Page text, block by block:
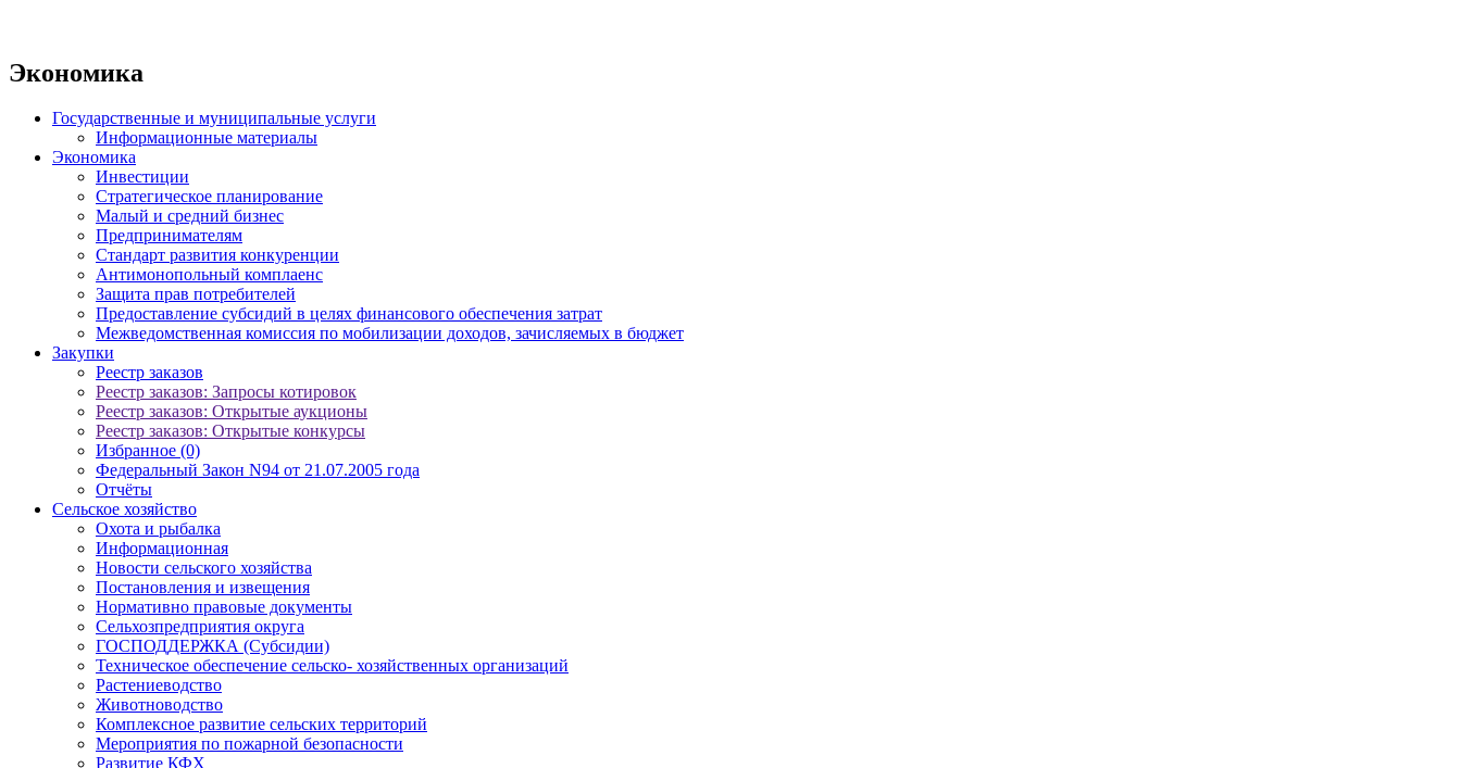
Экономика
Государственные и муниципальные услуги
Информационные материалы
Экономика
Инвестиции
Стратегическое планирование
Малый и средний бизнес
Предпринимателям
Стандарт развития конкуренции
Антимонопольный комплаенс
Защита прав потребителей
Предоставление субсидий в целях финансового обеспечения затрат
Межведомственная комиссия по мобилизации доходов, зачисляемых в бюджет
Закупки
Реестр заказов
Реестр заказов: Запросы котировок
Реестр заказов: Открытые аукционы
Реестр заказов: Открытые конкурсы
Избранное (0)
Федеральный Закон N94 от 21.07.2005 года
Отчёты
Сельское хозяйство
Охота и рыбалка
Информационная
Новости сельского хозяйства
Постановления и извещения
Нормативно правовые документы
Сельхозпредприятия округа
ГОСПОДДЕРЖКА (Субсидии)
Техническое обеспечение сельско- хозяйственных организаций
Растениеводство
Животноводство
Комплексное развитие сельских территорий
Мероприятия по пожарной безопасности
Развитие КФХ